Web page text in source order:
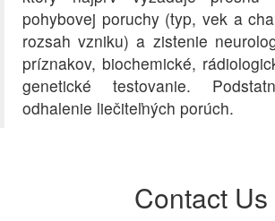
pohybovej poruchy (typ, vek a
rozsah vzniku) a zistenie
príznakov, biochemické,
genetické testovanie.
odhalenie liečiteľných porúch.
Contact Us